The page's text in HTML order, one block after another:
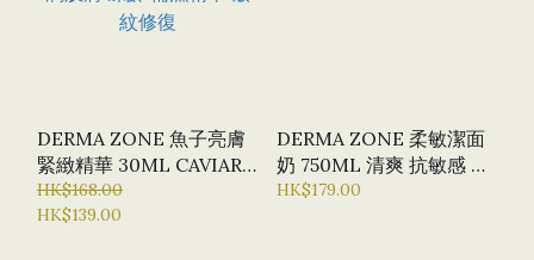
DERMA ZONE 魚子亮膚
緊緻精華 30ML CAVIAR
REVITALIZING
ESSENCE 滋潤肌膚 凍齡
HK$168.00
HK$139.00
DERMA ZONE 柔敏潔面
奶 750ML 清爽 抗敏感 保
濕
HK$179.00